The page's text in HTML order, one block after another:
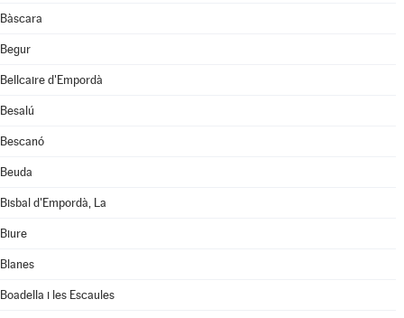
Bàscara
Begur
Bellcaire d'Empordà
Besalú
Bescanó
Beuda
Bisbal d'Empordà, La
Biure
Blanes
Boadella i les Escaules